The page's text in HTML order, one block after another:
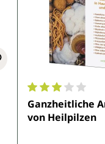
Ganzheitliche
von Heilpilzen